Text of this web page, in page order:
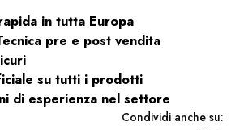
in tutta Europa
pre e post vendita
su tutti i prodotti
di esperienza nel settore
Condividi anche su: